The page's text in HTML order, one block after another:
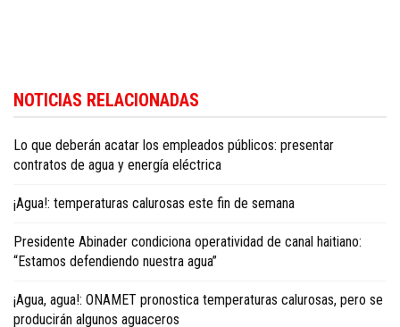
business news in English.
NOTICIAS RELACIONADAS
Lo que deberán acatar los empleados públicos: presentar
contratos de agua y energía eléctrica
¡Agua!: temperaturas calurosas este fin de semana
Presidente Abinader condiciona operatividad de canal haitiano:
“Estamos defendiendo nuestra agua”
¡Agua, agua!: ONAMET pronostica temperaturas calurosas, pero se
producirán algunos aguaceros